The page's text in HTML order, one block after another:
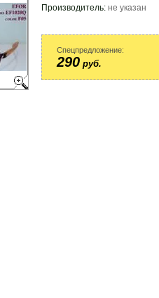
Производитель: не указан
Спецпредложение:
290 руб.